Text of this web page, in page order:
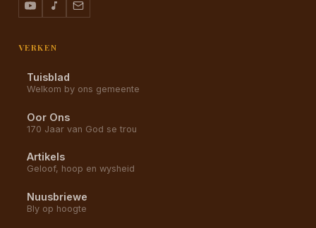
VERKEN
Tuisblad
Welkom by ons gemeente
Oor Ons
170 Jaar van God se trou
Artikels
Geloof, hoop en wysheid
Nuusbriewe
Bly op hoogte